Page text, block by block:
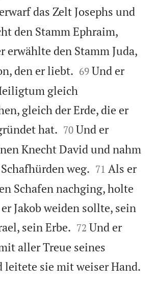
das Zelt Josephs und
den Stamm Ephraim,
erwählte den Stamm Juda,
den er liebt. 

69 Und er
gleich
gleich der Erde, die er
hat. 

70 Und er
Knecht David und nahm
weg. 

71 Als er
Schafen nachging, holte
Jakob weiden sollte, sein
sein Erbe. 

72 Und er
aller Treue seines
leitete sie mit weiser Hand.